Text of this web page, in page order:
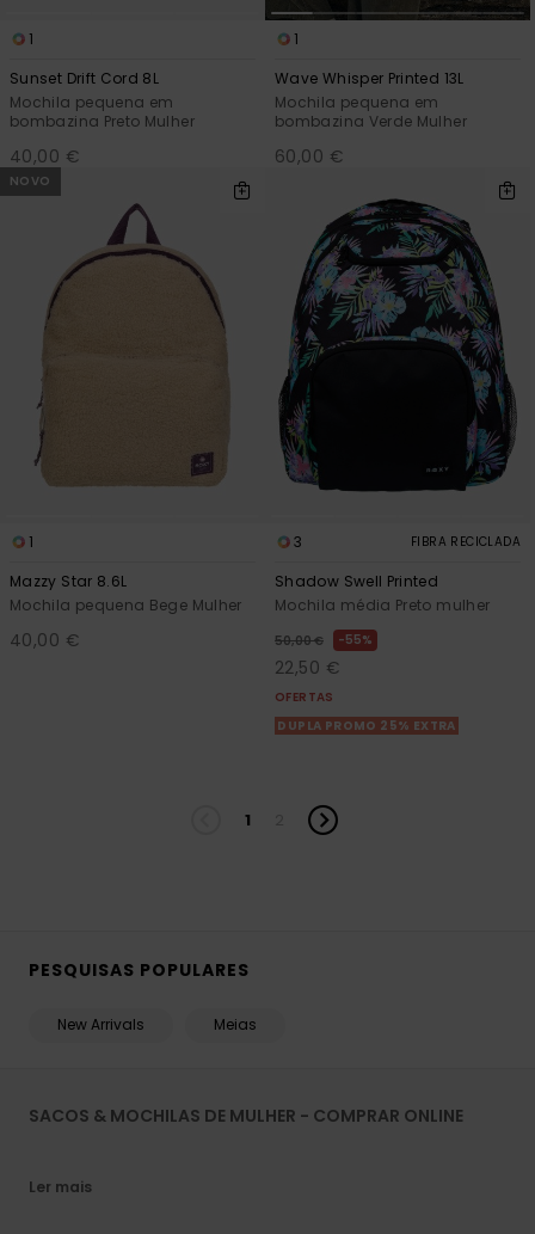
1
Sunset Drift Cord 8L
Mochila pequena em
bombazina Preto Mulher
40,00 €
1
Wave Whisper Printed 13L
Mochila pequena em
bombazina Verde Mulher
60,00 €
NOVO
1
Mazzy Star 8.6L
Mochila pequena Bege Mulher
40,00 €
3 FIBRA RECICLADA
Shadow Swell Printed
Mochila média Preto mulher
50,00 € 55%
22,50 €
OFERTAS
DUPLA PROMO 25% EXTRA
1
PESQUISAS POPULARES
New Arrivals Meias
SACOS & MOCHILAS DE MULHER - COMPRAR ONLINE
Ler mais